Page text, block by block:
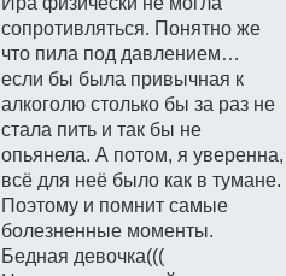
сопротивляться. Понятно же
что пила под давлением…
если бы была привычная к
алкоголю столько бы за раз не
стала пить и так бы не
опьянела. А потом, я уверенна,
всё для неё было как в тумане.
Поэтому и помнит самые
болезненные моменты.
Бедная девочка(((